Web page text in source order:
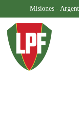
Misiones -